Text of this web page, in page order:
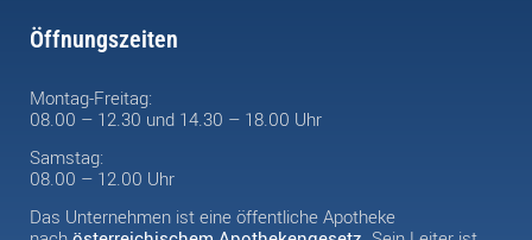
Öffnungszeiten
Montag-Freitag:
08.00 – 12.30 und 14.30 – 18.00 Uhr
Samstag:
08.00 – 12.00 Uhr
Das Unternehmen ist eine öffentliche Apotheke